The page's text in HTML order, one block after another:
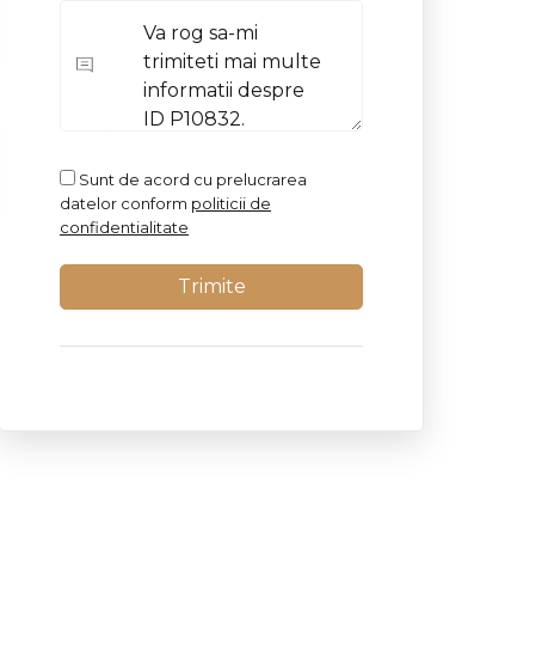
Sunt de acord cu prelucrarea
datelor conform politicii de
confidentialitate